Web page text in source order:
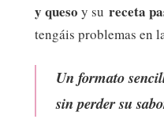
y queso y su receta
tengáis problemas en
Un formato
sin perder su